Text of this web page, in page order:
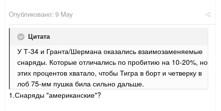
Опубликовано: 9 May
Цитата
У Т-34 и Гранта/Шермана оказались взаимозаменяемые
снаряды. Которые отличались по пробитию на 10-20%, но
этих процентов хватало, чтобы Тигра в борт и четверку в
лоб 75-мм пушка била сильно дальше.
1.Снаряды "американские"?